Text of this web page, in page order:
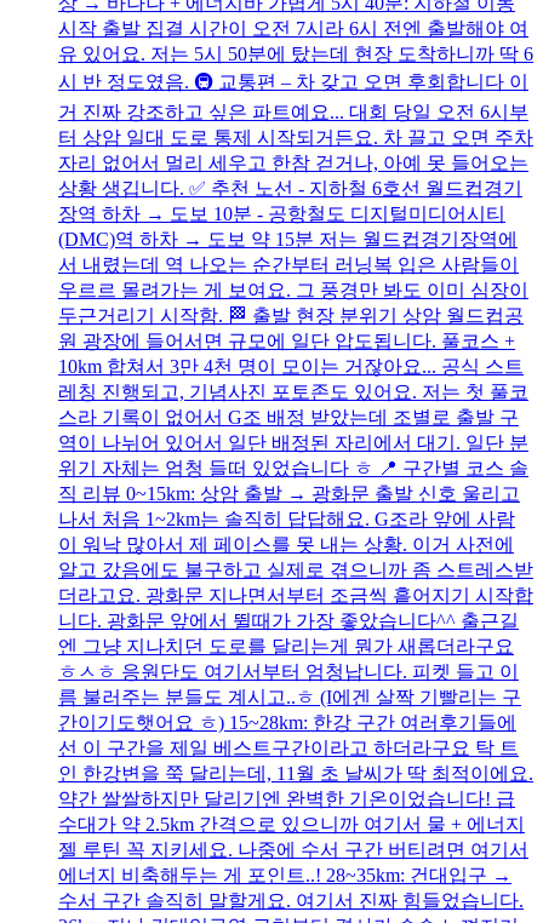
시작 출발 집결 시간이 오전 7시라 6시 전엔 출발해야 여
유 있어요. 저는 5시 50분에 탔는데 현장 도착하니까 딱 6
시 반 정도였음. 🚇 교통편 – 차 갖고 오면 후회합니다 이
거 진짜 강조하고 싶은 파트예요... 대회 당일 오전 6시부
터 상암 일대 도로 통제 시작되거든요. 차 끌고 오면 주차
자리 없어서 멀리 세우고 한참 걷거나, 아예 못 들어오는
상황 생깁니다. ✅ 추천 노선 - 지하철 6호선 월드컵경기
장역 하차 → 도보 10분 - 공항철도 디지털미디어시티
(DMC)역 하차 → 도보 약 15분 저는 월드컵경기장역에
서 내렸는데 역 나오는 순간부터 러닝복 입은 사람들이
우르르 몰려가는 게 보여요. 그 풍경만 봐도 이미 심장이
두근거리기 시작함. 🏁 출발 현장 분위기 상암 월드컵공
원 광장에 들어서면 규모에 일단 압도됩니다. 풀코스 +
10km 합쳐서 3만 4천 명이 모이는 거잖아요... 공식 스트
레칭 진행되고, 기념사진 포토존도 있어요. 저는 첫 풀코
스라 기록이 없어서 G조 배정 받았는데 조별로 출발 구
역이 나뉘어 있어서 일단 배정된 자리에서 대기. 일단 분
위기 자체는 엄청 들떠 있었습니다 ㅎ 📍 구간별 코스 솔
직 리뷰 0~15km: 상암 출발 → 광화문 출발 신호 울리고
나서 처음 1~2km는 솔직히 답답해요. G조라 앞에 사람
이 워낙 많아서 제 페이스를 못 내는 상황. 이거 사전에
알고 갔음에도 불구하고 실제로 겪으니까 좀 스트레스받
더라고요. 광화문 지나면서부터 조금씩 흩어지기 시작합
니다. 광화문 앞에서 뛸때가 가장 좋았습니다^^ 출근길
엔 그냥 지나치던 도로를 달리는게 뭔가 새롭더라구요
ㅎㅅㅎ 응원단도 여기서부터 엄청납니다. 피켓 들고 이
름 불러주는 분들도 계시고..ㅎ (I에겐 살짝 기빨리는 구
간이기도햇어요 ㅎ) 15~28km: 한강 구간 여러후기들에
선 이 구간을 제일 베스트구간이라고 하더라구요 탁 트
인 한강변을 쭉 달리는데, 11월 초 날씨가 딱 최적이에요.
약간 쌀쌀하지만 달리기엔 완벽한 기온이었습니다! 급
수대가 약 2.5km 간격으로 있으니까 여기서 물 + 에너지
젤 루틴 꼭 지키세요. 나중에 수서 구간 버티려면 여기서
에너지 비축해두는 게 포인트..! 28~35km: 건대입구 →
수서 구간 솔직히 말할게요. 여기서 진짜 힘들었습니다.